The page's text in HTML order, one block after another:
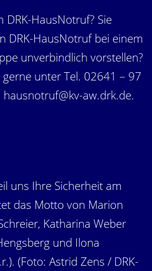
DRK-HausNotruf? Sie
DRK-HausNotruf bei einem
unverbindlich vorstellen?
unter Tel. 02641 – 97
hausnotruf@kv-aw.drk.de.
uns Ihre Sicherheit am
das Motto von Marion
Katharina Weber
und Ilona
(Foto: Astrid Zens / DRK-